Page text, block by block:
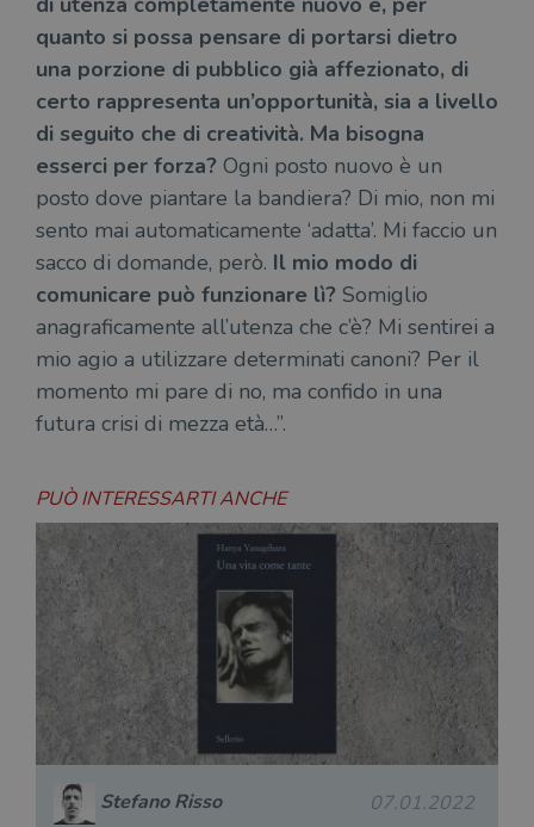
quanto si possa pensare di portarsi dietro
una porzione di pubblico già affezionato, di
certo rappresenta un’opportunità, sia a livello
di seguito che di creatività. Ma bisogna
esserci per forza? Ogni posto nuovo è un
posto dove piantare la bandiera? Di mio, non mi
sento mai automaticamente ‘adatta’. Mi faccio un
sacco di domande, però. Il mio modo di
comunicare può funzionare lì? Somiglio
anagraficamente all’utenza che c’è? Mi sentirei a
mio agio a utilizzare determinati canoni? Per il
momento mi pare di no, ma confido in una
futura crisi di mezza età…”.
PUÒ INTERESSARTI ANCHE
Stefano Risso 07.01.2022